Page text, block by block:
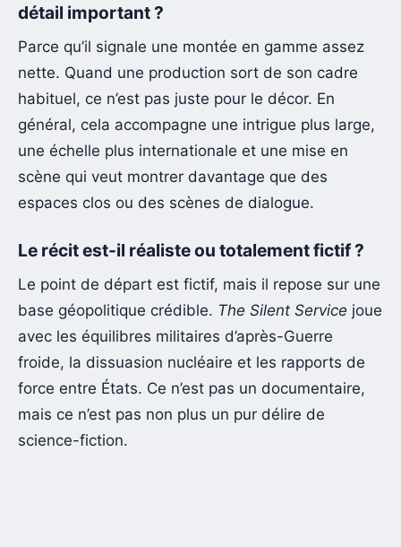
détail important ?
Parce qu’il signale une montée en gamme assez
nette. Quand une production sort de son cadre
habituel, ce n’est pas juste pour le décor. En
général, cela accompagne une intrigue plus large,
une échelle plus internationale et une mise en
scène qui veut montrer davantage que des
espaces clos ou des scènes de dialogue.
Le récit est-il réaliste ou totalement fictif ?
Le point de départ est fictif, mais il repose sur une
base géopolitique crédible. The Silent Service joue
avec les équilibres militaires d’après-Guerre
froide, la dissuasion nucléaire et les rapports de
force entre États. Ce n’est pas un documentaire,
mais ce n’est pas non plus un pur délire de
science-fiction.